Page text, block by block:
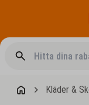
Kläder &